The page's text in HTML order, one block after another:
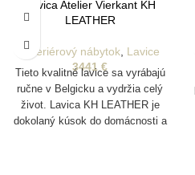
Lavica Atelier Vierkant KH
LEATHER
Exteriérový nábytok, Lavice
3441 €
Tieto kvalitné lavice sa vyrábajú
ručne v Belgicku a vydržia celý
život. Lavica KH LEATHER je
dokolaný kúsok do domácnosti a